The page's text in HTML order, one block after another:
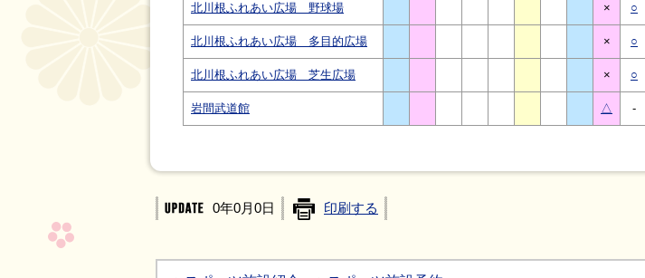
北川根ふれあい広場 野球場 × ○
北川根ふれあい広場 多目的広場 × ○
北川根ふれあい広場 芝生広場 × ○
岩間武道館 △ -
0年0月0日 印刷する